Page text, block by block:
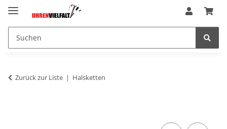
Zurück zur Liste Halsketten